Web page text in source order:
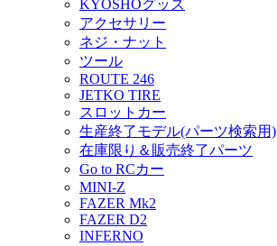
KYOSHOグッズ
アクセサリー
ネジ・ナット
ツール
ROUTE 246
JETKO TIRE
スロットカー
生産終了モデル(パーツ検索用)
在庫限り＆販売終了パーツ
Go to RCカー
MINI-Z
FAZER Mk2
FAZER D2
INFERNO